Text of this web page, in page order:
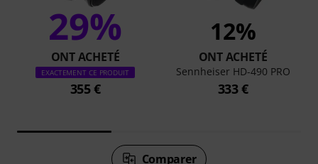
29%
ONT ACHETÉ
EXACTEMENT CE PRODUIT
355 €
12%
ONT ACHETÉ
Sennheiser HD-490 PRO
333 €
Comparer